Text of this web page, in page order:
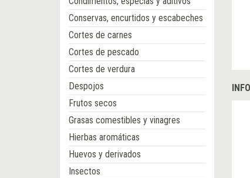
Conservas, encurtidos y escabeches
Cortes de carnes
Cortes de pescado
Cortes de verdura
Despojos
Frutos secos
Grasas comestibles y vinagres
Hierbas aromáticas
Huevos y derivados
Insectos